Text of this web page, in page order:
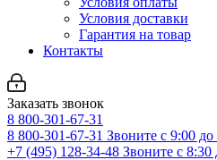
Условия доставки
Гарантия на товар
Контакты
Заказать звонок
8 800-301-67-31
8 800-301-67-31 Звоните с 9:00 до
+7 (495) 128-34-48 Звоните с 8:30